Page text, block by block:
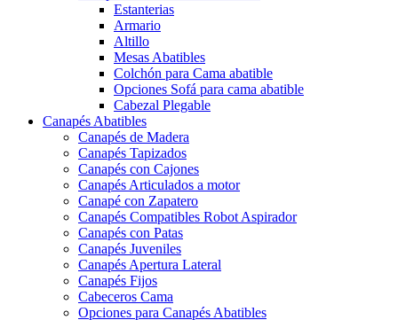
Estanterias
Armario
Altillo
Mesas Abatibles
Colchón para Cama abatible
Opciones Sofá para cama abatible
Cabezal Plegable
Canapés Abatibles
Canapés de Madera
Canapés Tapizados
Canapés con Cajones
Canapés Articulados a motor
Canapé con Zapatero
Canapés Compatibles Robot Aspirador
Canapés con Patas
Canapés Juveniles
Canapés Apertura Lateral
Canapés Fijos
Cabeceros Cama
Opciones para Canapés Abatibles